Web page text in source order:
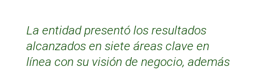
La entidad presentó los resultados
alcanzados en siete áreas clave en
línea con su visión de negocio, además